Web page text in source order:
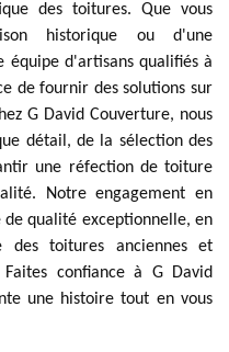
des toitures. Que vous
historique ou d'une
équipe d'artisans qualifiés à
de fournir des solutions sur
G David Couverture, nous
détail, de la sélection des
une réfection de toiture
Notre engagement en
qualité exceptionnelle, en
toitures anciennes et
confiance à G David
une histoire tout en vous